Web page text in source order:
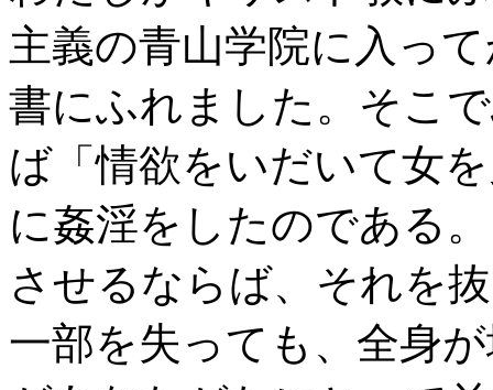
主義の青山学院に入っ
書にふれました。そこ
ば「情欲をいだいて女
に姦淫をしたのである
させるならば、それを
一部を失っても、全身